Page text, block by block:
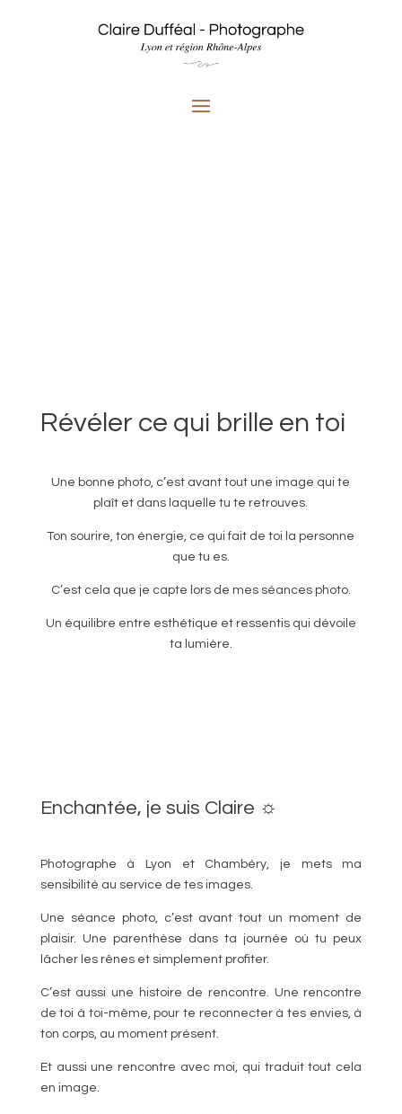
Révéler ce qui brille en toi
Une bonne photo, c’est avant tout une image qui te
plaît et dans laquelle tu te retrouves.
Ton sourire, ton énergie, ce qui fait de toi la personne
que tu es.
C’est cela que je capte lors de mes séances photo.
Un équilibre entre esthétique et ressentis qui dévoile
ta lumière.
Enchantée, je suis Claire ☼
Photographe à Lyon et Chambéry, je mets ma
sensibilité au service de tes images.
Une séance photo, c’est avant tout un moment de
plaisir. Une parenthèse dans ta journée où tu peux
lâcher les rênes et simplement profiter.
C’est aussi une histoire de rencontre. Une rencontre
de toi à toi-même, pour te reconnecter à tes envies, à
ton corps, au moment présent.
Et aussi une rencontre avec moi, qui traduit tout cela
en image.